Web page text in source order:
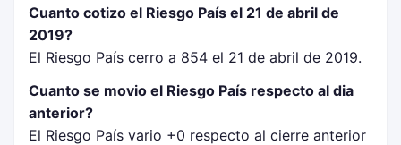
Cuanto cotizo el Riesgo País el 21 de abril de
2019?
El Riesgo País cerro a 854 el 21 de abril de 2019.
Cuanto se movio el Riesgo País respecto al dia
anterior?
El Riesgo País vario +0 respecto al cierre anterior